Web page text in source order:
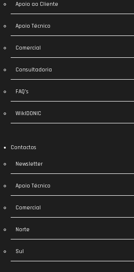
Apoio ao Cliente
Apoio Técnico
Comercial
Consultadoria
FAQ’s
WikIDONIC
Contactos
Newsletter
Apoio Técnico
Comercial
Norte
Sul